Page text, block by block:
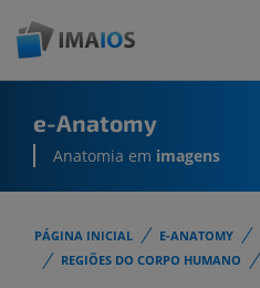
e-Anatomy
Anatomia em imagens
PÁGINA INICIAL E-ANATOMY
REGIÕES DO CORPO HUMANO